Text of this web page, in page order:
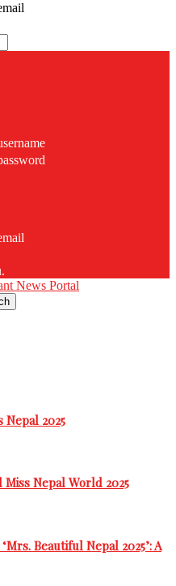
News Portal
2025
Nepal World 2025
Beautiful Nepal 2025’: A